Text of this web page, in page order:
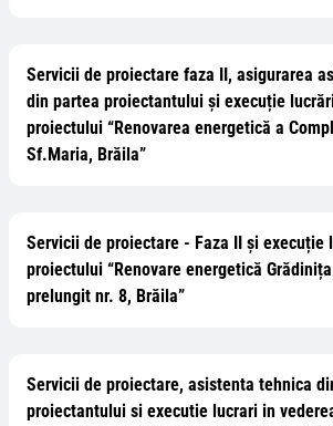
Servicii de proiectare faza II, asigurarea
din partea proiectantului și execuție
proiectului “Renovarea energetică a
Sf.Maria, Brăila”
Servicii de proiectare - Faza II și execuție
proiectului “Renovare energetică
prelungit nr. 8, Brăila”
Servicii de proiectare, asistenta tehnica
proiectantului si executie lucrari in